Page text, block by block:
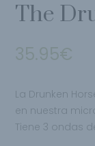
The
35.95€
La Drunken
en nuestra
Tiene 3 ondas